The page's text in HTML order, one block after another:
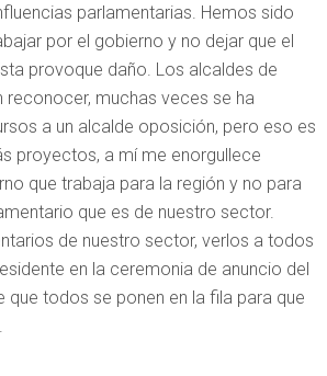
parlamentarias. Hemos sido
por el gobierno y no dejar que el
provoque daño. Los alcaldes de
reconocer, muchas veces se ha
a un alcalde oposición, pero eso es
proyectos, a mí me enorgullece
que trabaja para la región y no para
que es de nuestro sector.
de nuestro sector, verlos a todos
en la ceremonia de anuncio del
que todos se ponen en la fila para que